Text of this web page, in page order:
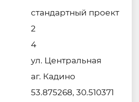
стандартный проект
2
4
ул. Центральная
аг. Кадино
53.875268, 30.510371